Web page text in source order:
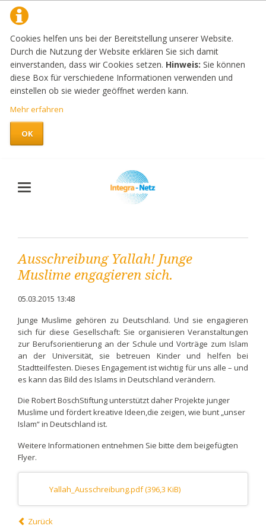
Cookies helfen uns bei der Bereitstellung unserer Website.
Durch die Nutzung der Website erklären Sie sich damit
einverstanden, dass wir Cookies setzen. Hinweis: Sie können
diese Box für verschiedene Informationen verwenden und
einstellen ob sie wieder geöffnet werden kann.
Mehr erfahren
OK
Ausschreibung Yallah! Junge
Muslime engagieren sich.
05.03.2015 13:48
Junge Muslime gehören zu Deutschland. Und sie engagieren
sich für diese Gesellschaft: Sie organisieren Veranstaltungen
zur Berufsorientierung an der Schule und Vorträge zum Islam
an der Universität, sie betreuen Kinder und helfen bei
Stadtteilfesten. Dieses Engagement ist wichtig für uns alle – und
es kann das Bild des Islams in Deutschland verändern.
Die Robert BoschStiftung unterstützt daher Projekte junger
Muslime und fördert kreative Ideen,die zeigen, wie bunt „unser
Islam“ in Deutschland ist.
Weitere Informationen entnehmen Sie bitte dem beigefügten
Flyer.
Yallah_Ausschreibung.pdf(396,3 KiB)
Zurück